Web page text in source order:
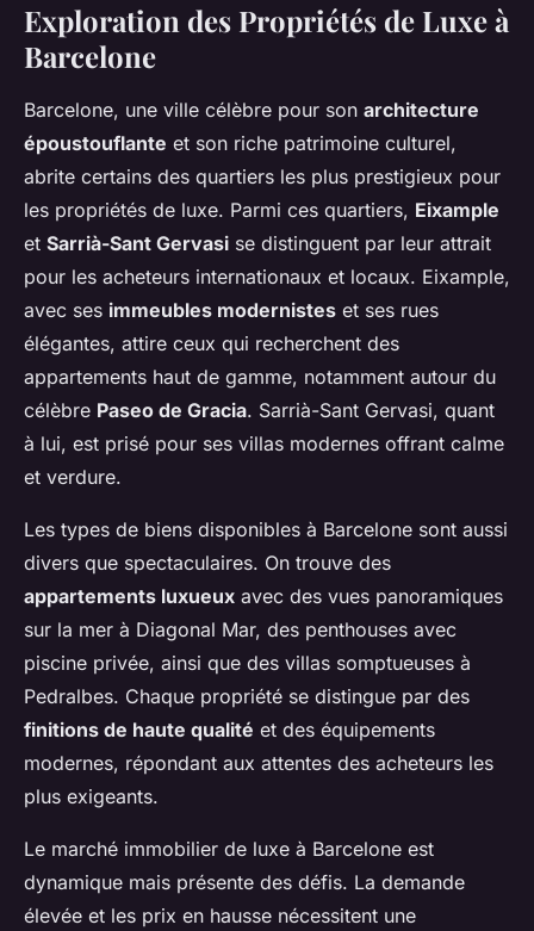
Exploration des Propriétés de Luxe à
Barcelone
Barcelone, une ville célèbre pour son architecture
époustouflante et son riche patrimoine culturel,
abrite certains des quartiers les plus prestigieux pour
les propriétés de luxe. Parmi ces quartiers, Eixample
et Sarrià-Sant Gervasi se distinguent par leur attrait
pour les acheteurs internationaux et locaux. Eixample,
avec ses immeubles modernistes et ses rues
élégantes, attire ceux qui recherchent des
appartements haut de gamme, notamment autour du
célèbre Paseo de Gracia. Sarrià-Sant Gervasi, quant
à lui, est prisé pour ses villas modernes offrant calme
et verdure.
Les types de biens disponibles à Barcelone sont aussi
divers que spectaculaires. On trouve des
appartements luxueux avec des vues panoramiques
sur la mer à Diagonal Mar, des penthouses avec
piscine privée, ainsi que des villas somptueuses à
Pedralbes. Chaque propriété se distingue par des
finitions de haute qualité et des équipements
modernes, répondant aux attentes des acheteurs les
plus exigeants.
Le marché immobilier de luxe à Barcelone est
dynamique mais présente des défis. La demande
élevée et les prix en hausse nécessitent une